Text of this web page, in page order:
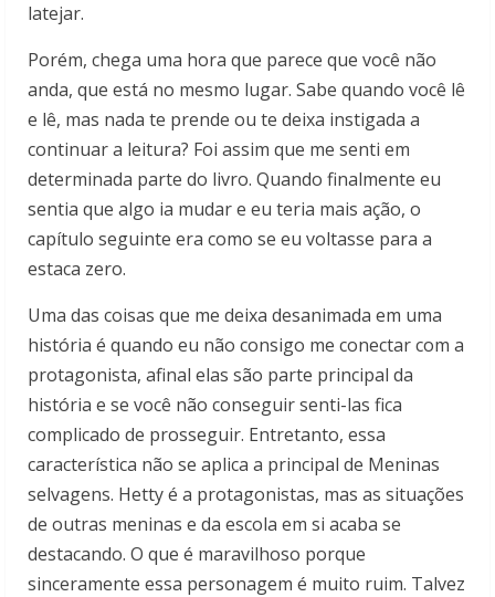
latejar.
Porém, chega uma hora que parece que você não
anda, que está no mesmo lugar. Sabe quando você lê
e lê, mas nada te prende ou te deixa instigada a
continuar a leitura? Foi assim que me senti em
determinada parte do livro. Quando finalmente eu
sentia que algo ia mudar e eu teria mais ação, o
capítulo seguinte era como se eu voltasse para a
estaca zero.
Uma das coisas que me deixa desanimada em uma
história é quando eu não consigo me conectar com a
protagonista, afinal elas são parte principal da
história e se você não conseguir senti-las fica
complicado de prosseguir. Entretanto, essa
característica não se aplica a principal de Meninas
selvagens. Hetty é a protagonistas, mas as situações
de outras meninas e da escola em si acaba se
destacando. O que é maravilhoso porque
sinceramente essa personagem é muito ruim. Talvez